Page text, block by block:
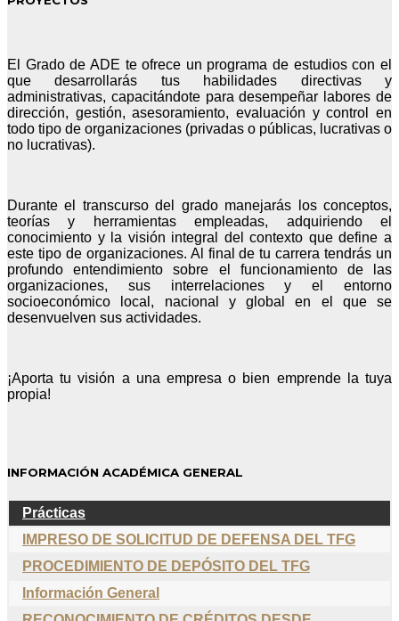
El Grado de ADE te ofrece un programa de estudios con el
que desarrollarás tus habilidades directivas y
administrativas, capacitándote para desempeñar labores de
dirección, gestión, asesoramiento, evaluación y control en
todo tipo de organizaciones (privadas o públicas, lucrativas o
no lucrativas).
Durante el transcurso del grado manejarás los conceptos,
teorías y herramientas empleadas, adquiriendo el
conocimiento y la visión integral del contexto que define a
este tipo de organizaciones. Al final de tu carrera tendrás un
profundo entendimiento sobre el funcionamiento de las
organizaciones, sus interrelaciones y el entorno
socioeconómico local, nacional y global en el que se
desenvuelven sus actividades.
¡Aporta tu visión a una empresa o bien emprende la tuya
propia!
INFORMACIÓN ACADÉMICA GENERAL
Prácticas
IMPRESO DE SOLICITUD DE DEFENSA DEL TFG
PROCEDIMIENTO DE DEPÓSITO DEL TFG
Información General